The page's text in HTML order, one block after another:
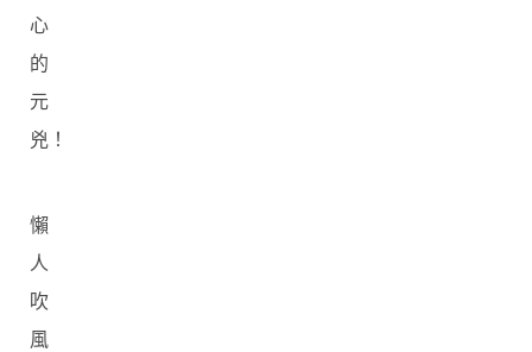
心
的
元
兇！
懶
人
吹
風